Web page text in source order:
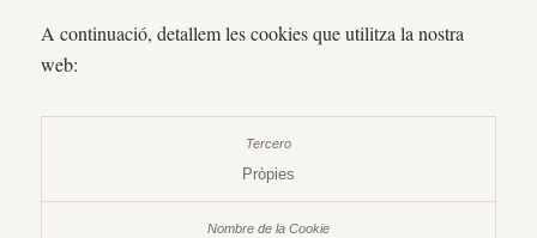
A continuació, detallem les cookies que utilitza la nostra
web:
Pròpies